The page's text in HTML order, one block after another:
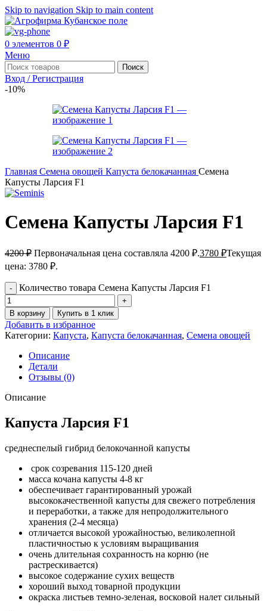
Skip to navigation Skip to main content
0 элементов 0 ₽
Меню
Поиск
Вход / Регистрация
-10%
Главная Семена овощей Капуста белокачанная Семена
Капусты Ларсия F1
Семена Капусты Ларсия F1
4200₽ Первоначальная цена составляла 4200 ₽.3780 ₽Текущая
цена: 3780 ₽.
Количество товара Семена Капусты Ларсия F1
В корзину Купить в 1 клик
Добавить в избранное
Категории: Капуста, Капуста белокачанная, Семена овощей
Описание
Детали
Отзывы (0)
Описание
Капуста Ларсия F1
среднеспелый гибрид белокочанной капусты
срок созревания 115-120 дней
масса кочана капусты 4-8 кг
обеспечивает гарантированный урожай
высококачественной капусты для свежего потребления
и переработки, а также для непродолжительного
хранения (2-4 месяца)
отличается высокой урожайностью, великолепной
пластичностью к условиям выращивания
очень длительная сохранность на корню (не
растрескивается)
высокое содержание сухих веществ
хороший выход товарной продукции
окраска листьев темно-зеленая, восковой налет сильный